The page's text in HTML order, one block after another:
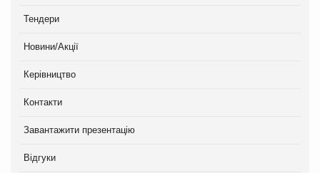
Тендери
Новини/Акції
Керівництво
Контакти
Завантажити презентацію
Відгуки